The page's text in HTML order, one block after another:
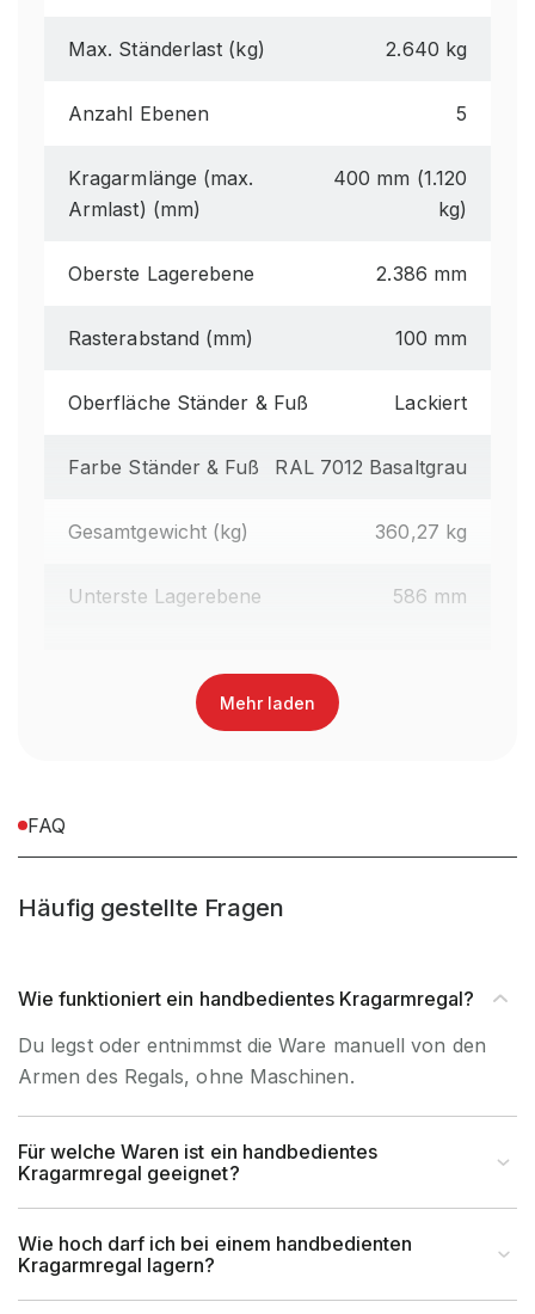
Max. Ständerlast (kg) 2.640 kg
Anzahl Ebenen 5
Kragarmlänge (max.
Armlast) (mm)
400 mm (1.120
kg)
Oberste Lagerebene 2.386 mm
Rasterabstand (mm) 100 mm
Oberfläche Ständer & Fuß Lackiert
Farbe Ständer & Fuß RAL 7012 Basaltgrau
Gesamtgewicht (kg) 360,27 kg
Unterste Lagerebene 586 mm
Oberfläche Kragarme
Regaltyp Kragarmregal Handbedient
Abrollsicherung im Kragarm integriert
Garantiezeit 10 Jahre
Brancheneignung
Holzhandel, Handwerk &
Werkstatt, Industrie &
Fertigung, Auto & Garage
Bedienart
für Handbedienung &
Mehr laden
FAQ
Häufig gestellte Fragen
Wie funktioniert ein handbedientes Kragarmregal?
Du legst oder entnimmst die Ware manuell von den
Armen des Regals, ohne Maschinen.
Für welche Waren ist ein handbedientes
Kragarmregal geeignet?
Wie hoch darf ich bei einem handbedienten
Kragarmregal lagern?